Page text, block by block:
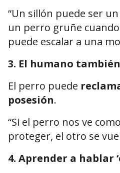
“Un sillón puede ser
un perro gruñe
puede escalar a una
3. El humano
El perro puede
posesión.
“Si el perro nos ve
proteger, el otro se
4. Aprender a hablar